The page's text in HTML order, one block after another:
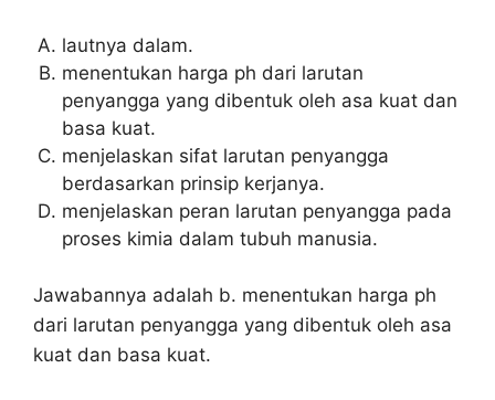
lautnya dalam.
menentukan harga ph dari larutan
penyangga yang dibentuk oleh asa kuat dan
basa kuat.
menjelaskan sifat larutan penyangga
berdasarkan prinsip kerjanya.
menjelaskan peran larutan penyangga pada
proses kimia dalam tubuh manusia.
Jawabannya adalah b. menentukan harga ph
dari larutan penyangga yang dibentuk oleh asa
kuat dan basa kuat.